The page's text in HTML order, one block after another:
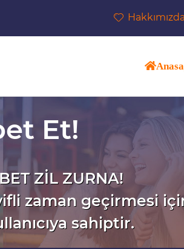
Hakkımızda
Et!
ZİL ZURNA!
zaman geçirmesi
sahiptir.